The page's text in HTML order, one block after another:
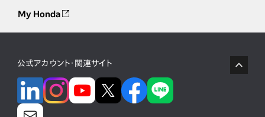
My Honda
公式アカウント・関連サイト